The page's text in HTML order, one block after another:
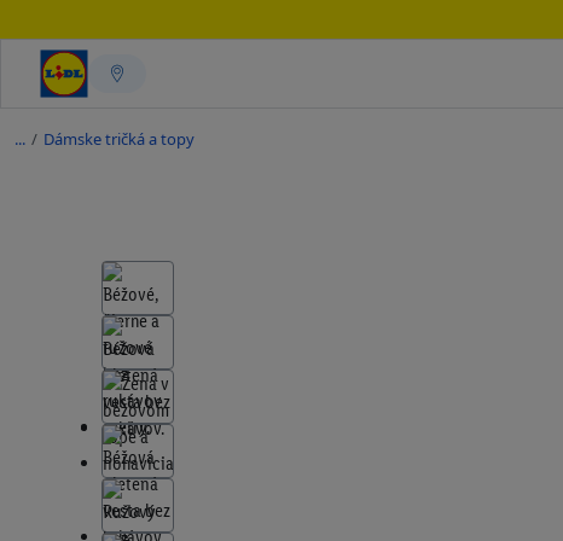
/ Dámske tričká a topy